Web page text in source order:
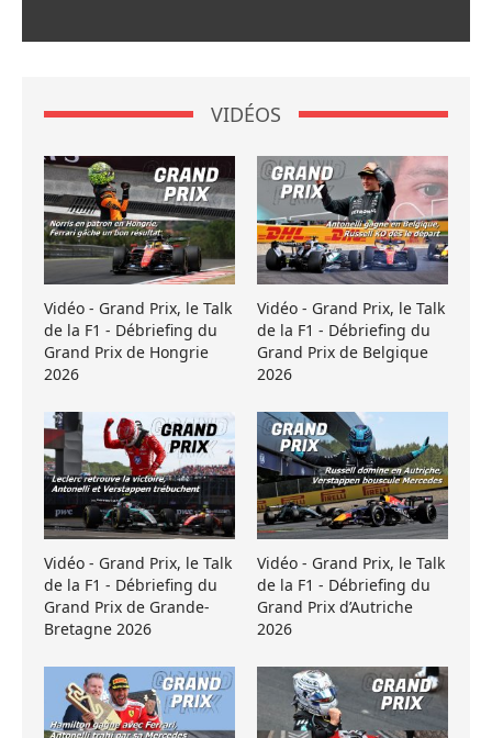
VIDÉOS
Vidéo - Grand Prix, le Talk
de la F1 - Débriefing du
Grand Prix de Hongrie
2026
Vidéo - Grand Prix, le Talk
de la F1 - Débriefing du
Grand Prix de Belgique
2026
Vidéo - Grand Prix, le Talk
de la F1 - Débriefing du
Grand Prix de Grande-
Bretagne 2026
Vidéo - Grand Prix, le Talk
de la F1 - Débriefing du
Grand Prix d’Autriche
2026